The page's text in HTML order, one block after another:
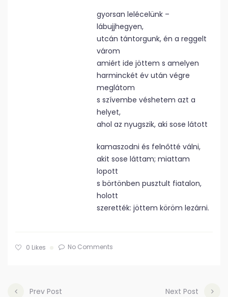
gyorsan lelécelünk –
lábujjhegyen,
utcán tántorgunk, én a reggelt
várom
amiért ide jöttem s amelyen
harminckét év után végre
meglátom
s szívembe véshetem azt a
helyet,
ahol az nyugszik, aki sose látott
kamaszodni és felnőtté válni,
akit sose láttam; miattam
lopott
s börtönben pusztult fiatalon,
holott
szerették: jöttem köröm lezárni.
0 Likes No Comments
Prev Post Next Post